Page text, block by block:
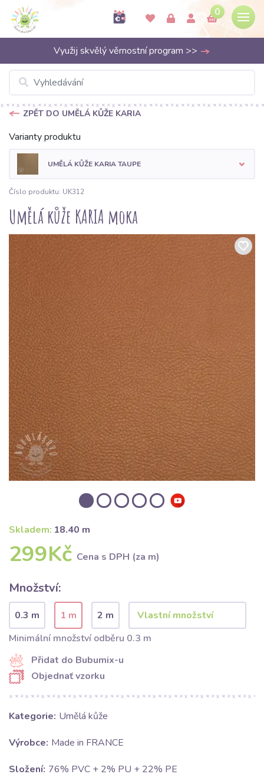
0
Využij skvělý věrnostní program >>
ZPĚT DO UMĚLÁ KŮŽE KARIA
Varianty produktu
UMĚLÁ KŮŽE KARIA TAUPE
Číslo produktu: UK312
Umělá kůže KARIA moka
Skladem: 18.40 m
299Kč Cena s DPH (za m)
Množství:
0.3 m 1 m
2 m
Minimální množství odběru 0.3 m
Přidat do Bubumix-u
Objednať vzorku
Kategorie: Umělá kůže
Výrobce: Made in FRANCE
Složení: 76% PVC + 2% PU + 22% PE